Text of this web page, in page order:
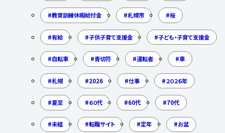
教育訓練休暇給付金 札幌市 桜
有給 子供子育て支援金 子ども・子育て支援金
自転車 青切符 運転者 車
札幌 2026 仕事 ２０２６年
夏至 ６０代 60代 70代
未経 転職サイト 定年 お盆